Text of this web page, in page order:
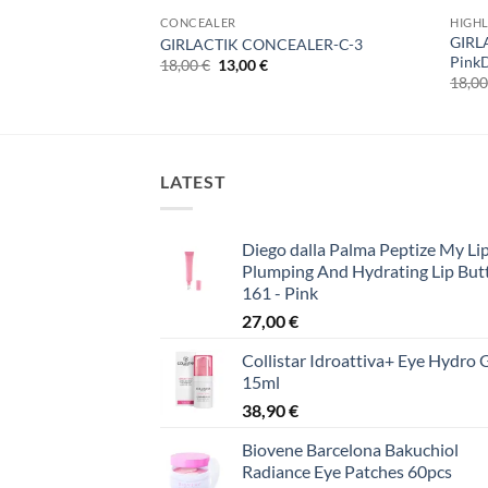
CONCEALER
GIRLACTIK CONCEALER-C-3
18,00€ Original
price
13,00€Η
LATEST
Diego dalla Palma Peptize My
Plumping And Hydrating Lip
161 - Pink
27,00€
Collistar Idroattiva+ Eye Hydro
15ml
38,90€
Biovene Barcelona Bakuchiol
Radiance Eye Patches 60pcs